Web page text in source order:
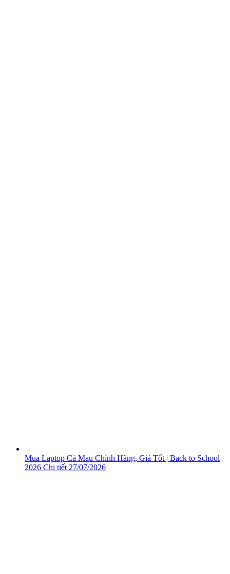
Mua Laptop Cà Mau Chính Hãng, Giá Tốt | Back to School
2026 Chi tiết 27/07/2026